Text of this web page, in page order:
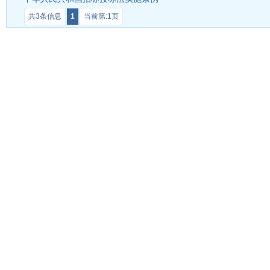
共3条信息 1 当前第:1页